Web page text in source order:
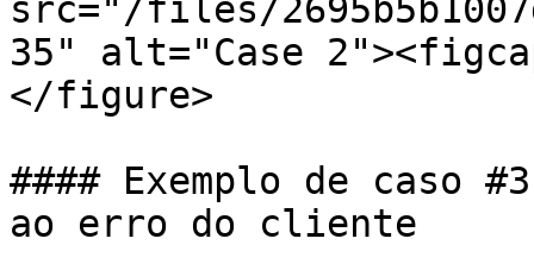
src="/files/
35" alt="Case
</figure>
#### Exemplo de caso
ao erro do cliente